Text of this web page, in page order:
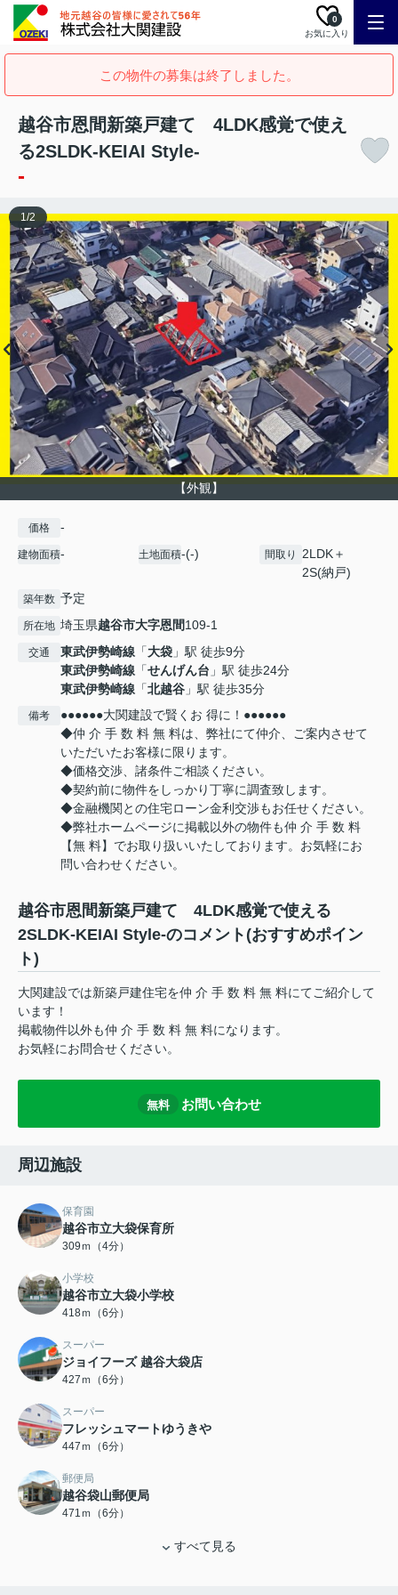
お気に入り
0
この物件の募集は終了しました。
越谷市恩間新築戸建て 4LDK感覚で使え
る2SLDK-KEIAI Style-
-
【外観】
1/2
価格 -
建物面積- 土地面積-(-) 間取り
2LDK＋
2S(納戸)
築年数 予定
所在地 埼玉県越谷市大字恩間109-1
交通 東武伊勢崎線 「大袋 」駅 徒歩9分
東武伊勢崎線 「せんげん台 」駅 徒歩24分
東武伊勢崎線 「北越谷 」駅 徒歩35分
備考
●●●●●●大関建設で賢くお 得に！●●●●●●
◆仲 介 手 数 料 無 料は、弊社にて仲介、ご案内させて
いただいたお客様に限ります。
◆価格交渉、諸条件ご相談ください。
◆契約前に物件をしっかり丁寧に調査致します。
◆金融機関との住宅ローン金利交渉もお任せください。
◆弊社ホームページに掲載以外の物件も仲 介 手 数 料
【無 料】でお取り扱いいたしております。お気軽にお
問い合わせください。
越谷市恩間新築戸建て 4LDK感覚で使える
2SLDK-KEIAI Style-のコメント(おすすめポイン
ト)
大関建設では新築戸建住宅を仲 介 手 数 料 無 料にてご紹介して
います！
掲載物件以外も仲 介 手 数 料 無 料になります。
お気軽にお問合せください。
無料 お問い合わせ
周辺施設
保育園
越谷市立大袋保育所
309ｍ（4分）
小学校
越谷市立大袋小学校
418ｍ（6分）
スーパー
ジョイフーズ 越谷大袋店
427ｍ（6分）
スーパー
フレッシュマートゆうきや
447ｍ（6分）
郵便局
越谷袋山郵便局
471ｍ（6分）
すべて見る